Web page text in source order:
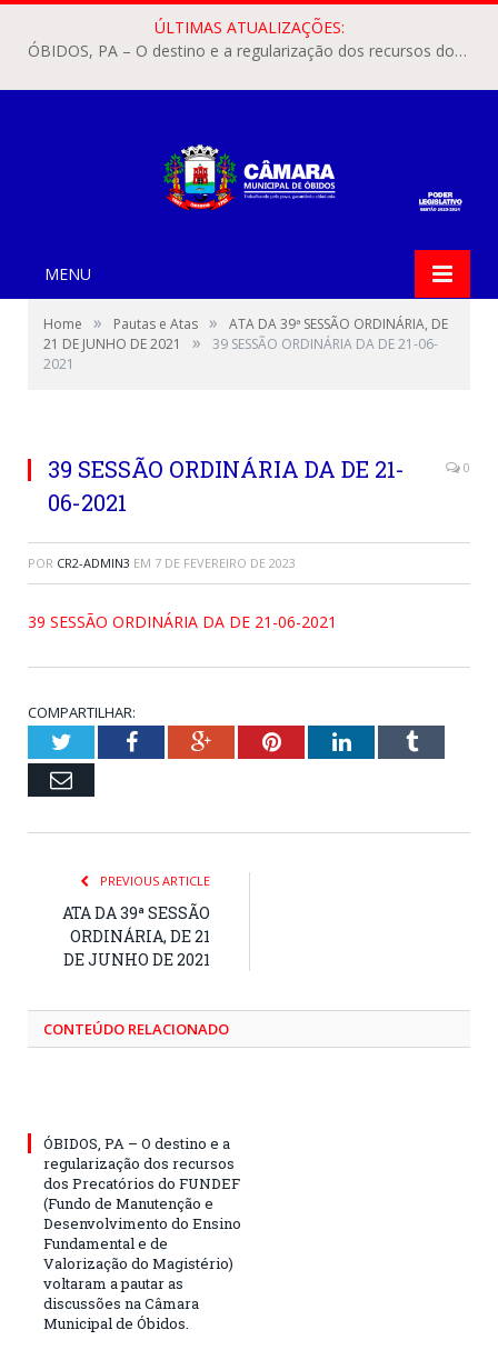
ÚLTIMAS ATUALIZAÇÕES:
ÓBIDOS, PA – O destino e a regularização dos recursos dos Precatórios do FUNDEF (Fundo de Manutenção e Desenvolvimento do Ensino Fundamental e de Valorização do Magistério) voltaram a pautar as discussões na Câmara Municipal de Óbidos.
MENU
Home » Pautas e Atas »
ATA DA 39ª SESSÃO ORDINÁRIA, DE
21 DE JUNHO DE 2021
»
39 SESSÃO ORDINÁRIA DA DE 21-06-
2021
39 SESSÃO ORDINÁRIA DA DE 21-
06-2021
0
POR CR2-ADMIN3 EM 7 DE FEVEREIRO DE 2023
39 SESSÃO ORDINÁRIA DA DE 21-06-2021
COMPARTILHAR:
TwitterFacebookGoogle+PinterestLinkedInTumblr
Email
PREVIOUS ARTICLE
ATA DA 39ª SESSÃO
ORDINÁRIA, DE 21
DE JUNHO DE 2021
CONTEÚDO RELACIONADO
ÓBIDOS, PA – O destino e a
regularização dos recursos
dos Precatórios do FUNDEF
(Fundo de Manutenção e
Desenvolvimento do Ensino
Fundamental e de
Valorização do Magistério)
voltaram a pautar as
discussões na Câmara
Municipal de Óbidos.